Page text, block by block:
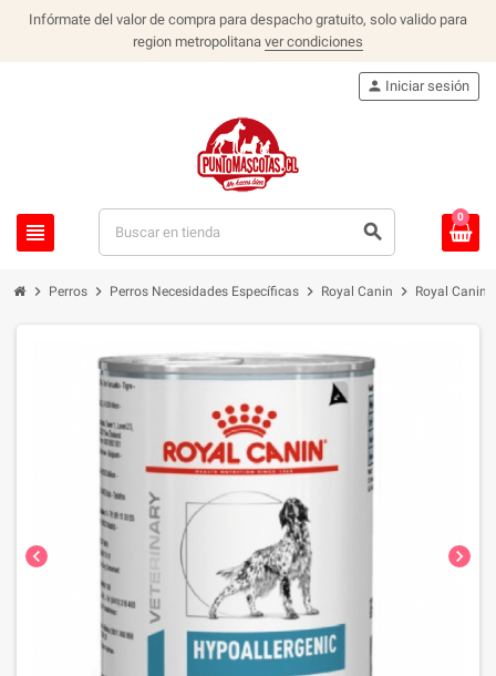
Infórmate del valor de compra para despacho gratuito, solo valido para
region metropolitana ver condiciones
view_headline search
person Iniciar sesión
0
chevron_right Perros chevron_right Perros Necesidades Específicas chevron_right Royal Canin chevron_right Royal Canin
chevron_left chevron_right